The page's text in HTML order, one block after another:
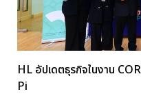
HL อัปเดตธุรกิจในงาน
Pi